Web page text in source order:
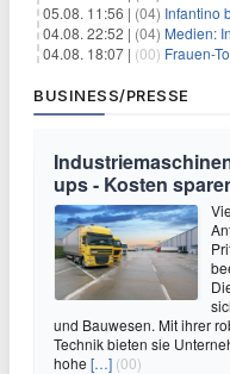
05.08. 11:56 | (04) Infantino
04.08. 22:52 | (04) Medien:
04.08. 18:07 | (00) Frauen-
BUSINESS/PRESSE
ups - Kosten
und Bauwesen. Mit ihrer
Technik bieten sie
hohe […] (00)